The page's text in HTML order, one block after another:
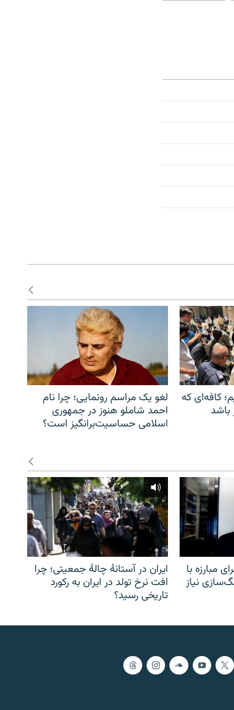
کافه‌ای که
باشد
لغو یک مراسم رونمایی؛ چرا نام
احمد شاملو هنوز در جمهوری
اسلامی حساسیت‌برانگیز است؟
مبارزه با
نیاز
ایران در آستانهٔ چالهٔ جمعیتی؛ چرا
افت نرخ تولد در ایران به رکورد
تاریخی رسید؟